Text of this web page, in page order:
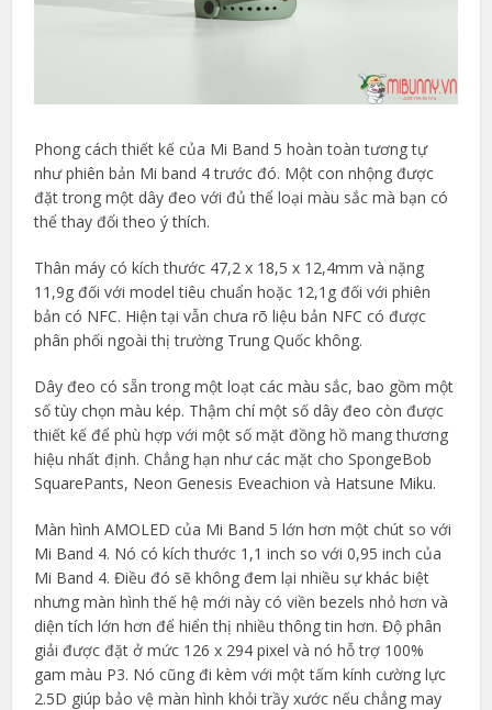
Phong cách thiết kế của Mi Band 5 hoàn toàn tương tự
như phiên bản Mi band 4 trước đó. Một con nhộng được
đặt trong một dây đeo với đủ thể loại màu sắc mà bạn có
thể thay đổi theo ý thích.
Thân máy có kích thước 47,2 x 18,5 x 12,4mm và nặng
11,9g đối với model tiêu chuẩn hoặc 12,1g đối với phiên
bản có NFC. Hiện tại vẫn chưa rõ liệu bản NFC có được
phân phối ngoài thị trường Trung Quốc không.
Dây đeo có sẵn trong một loạt các màu sắc, bao gồm một
số tùy chọn màu kép. Thậm chí một số dây đeo còn được
thiết kế để phù hợp với một số mặt đồng hồ mang thương
hiệu nhất định. Chẳng hạn như các mặt cho SpongeBob
SquarePants, Neon Genesis Eveachion và Hatsune Miku.
Màn hình AMOLED của Mi Band 5 lớn hơn một chút so với
Mi Band 4. Nó có kích thước 1,1 inch so với 0,95 inch của
Mi Band 4. Điều đó sẽ không đem lại nhiều sự khác biệt
nhưng màn hình thế hệ mới này có viền bezels nhỏ hơn và
diện tích lớn hơn để hiển thị nhiều thông tin hơn. Độ phân
giải được đặt ở mức 126 x 294 pixel và nó hỗ trợ 100%
gam màu P3. Nó cũng đi kèm với một tấm kính cường lực
2.5D giúp bảo vệ màn hình khỏi trầy xước nếu chẳng may